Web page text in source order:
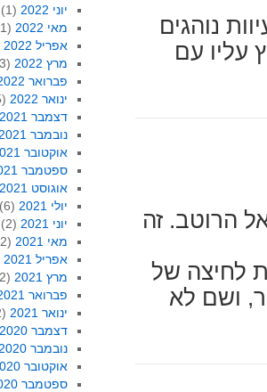
נוהגים
עליו עם
הרוטב. זה
לחיצה של
ושם לא
יוני 2022
(1)
מאי 2022
(1)
אפריל 2022
מרץ 2022
(3)
פברואר 2022
ינואר 2022
(5)
דצמבר 2021
נובמבר 2021
אוקטובר 2021
ספטמבר 2021
אוגוסט 2021
יולי 2021
(6)
יוני 2021
(2)
מאי 2021
(2)
אפריל 2021
מרץ 2021
(2)
פברואר 2021
ינואר 2021
(2)
דצמבר 2020
נובמבר 2020
אוקטובר 2020
ספטמבר 2020